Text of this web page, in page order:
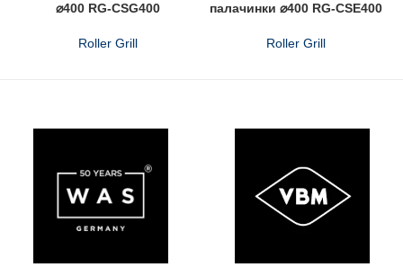
⌀400 RG-CSG400
Roller Grill
палачинки ⌀400 RG-CSE400
Roller Grill